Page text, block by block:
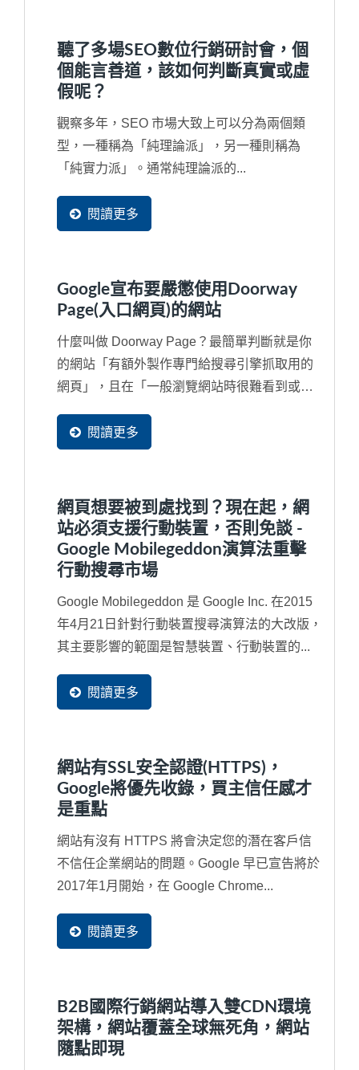
定了網站行銷將不會有結果。
聽了多場SEO數位行銷研討會，個
個能言善道，該如何判斷真實或虛
假呢？
觀察多年，SEO 市場大致上可以分為兩個類
型，一種稱為「純理論派」，另一種則稱為
「純實力派」。通常純理論派的...
閱讀更多
Google宣布要嚴懲使用Doorway
Page(入口網頁)的網站
什麼叫做 Doorway Page？最簡單判斷就是你
的網站「有額外製作專門給搜尋引擎抓取用的
網頁」，且在「一般瀏覽網站時很難看到或甚
（Domain...
閱讀更多
網頁想要被到處找到？現在起，網
站必須支援行動裝置，否則免談 -
Google Mobilegeddon演算法重擊
行動搜尋市場
Google Mobilegeddon 是 Google Inc. 在2015
年4月21日針對行動裝置搜尋演算法的大改版，
其主要影響的範圍是智慧裝置、行動裝置的...
閱讀更多
網站有SSL安全認證(HTTPS)，
Google將優先收錄，買主信任感才
是重點
網站有沒有 HTTPS 將會決定您的潛在客戶信
不信任企業網站的問題。Google 早已宣告將於
2017年1月開始，在 Google Chrome...
閱讀更多
B2B國際行銷網站導入雙CDN環境
架構，網站覆蓋全球無死角，網站
隨點即現